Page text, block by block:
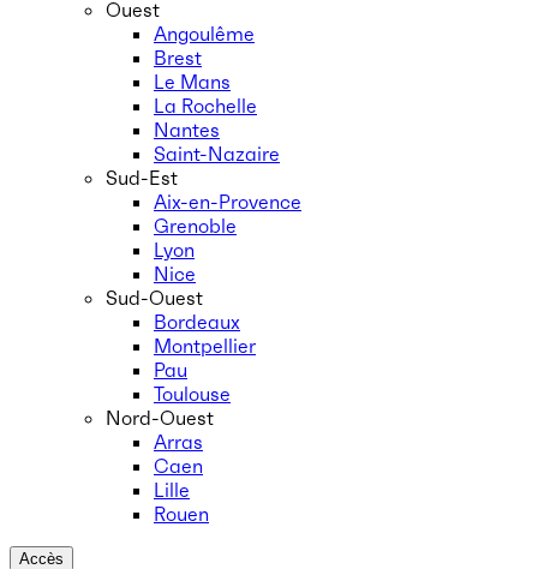
Ouest
Angoulême
Brest
Le Mans
La Rochelle
Nantes
Saint-Nazaire
Sud-Est
Aix-en-Provence
Grenoble
Lyon
Nice
Sud-Ouest
Bordeaux
Montpellier
Pau
Toulouse
Nord-Ouest
Arras
Caen
Lille
Rouen
Accès